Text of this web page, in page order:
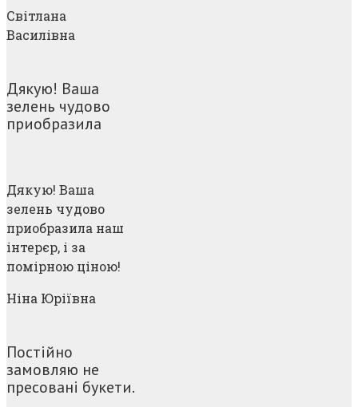
Світлана
Василівна
Дякую! Ваша
зелень чудово
приобразила
Дякую! Ваша
зелень чудово
приобразила наш
інтерєр, і за
помірною ціною!
Ніна Юріївна
Постійно
замовляю не
пресовані букети.